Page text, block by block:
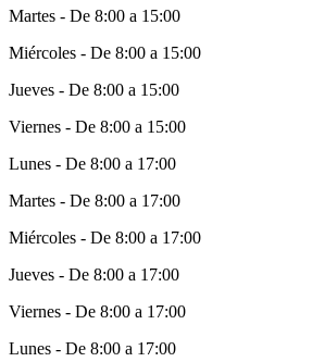
Martes - De 8:00 a 15:00
Miércoles - De 8:00 a 15:00
Jueves - De 8:00 a 15:00
Viernes - De 8:00 a 15:00
Lunes - De 8:00 a 17:00
Martes - De 8:00 a 17:00
Miércoles - De 8:00 a 17:00
Jueves - De 8:00 a 17:00
Viernes - De 8:00 a 17:00
Lunes - De 8:00 a 17:00